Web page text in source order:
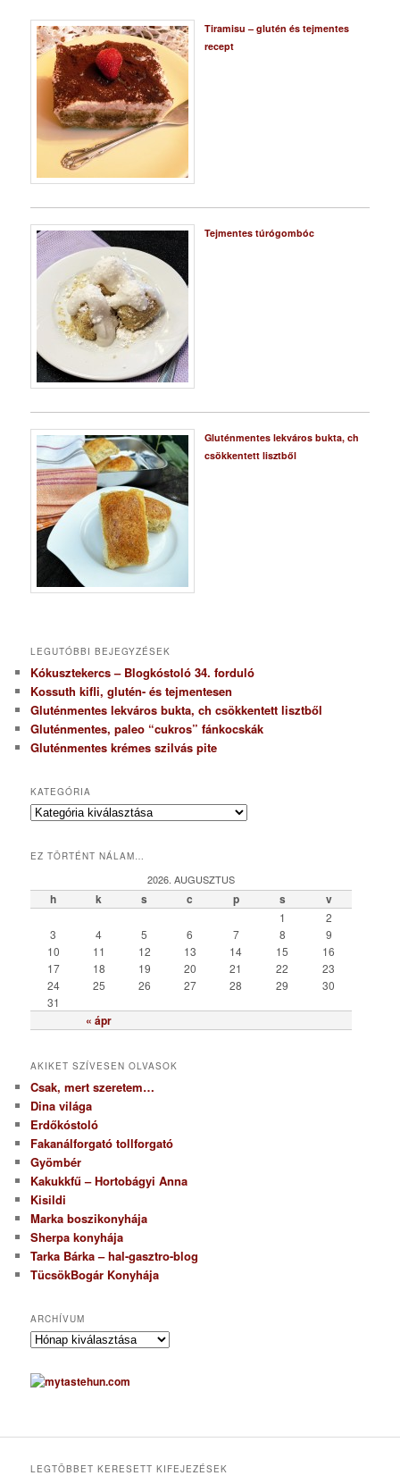
Tiramisu – glutén és tejmentes
recept
Tejmentes túrógombóc
Gluténmentes lekváros bukta, ch
csökkentett lisztből
LEGUTÓBBI BEJEGYZÉSEK
Kókusztekercs – Blogkóstoló 34. forduló
Kossuth kifli, glutén- és tejmentesen
Gluténmentes lekváros bukta, ch csökkentett lisztből
Gluténmentes, paleo “cukros” fánkocskák
Gluténmentes krémes szilvás pite
KATEGÓRIA
K
e
r
EZ TÖRTÉNT NÁLAM…
2026. AUGUSZTUS
h k s c p s v
« ápr
1
2
3
4 5 6 7 8
9
10
11 12 13 14 15
16
17
18 19 20 21 22
23
24
25 26 27 28 29
30
31
AKIKET SZÍVESEN OLVASOK
Csak, mert szeretem…
Dina világa
Erdőkóstoló
Fakanálforgató tollforgató
Gyömbér
Kakukkfű – Hortobágyi Anna
Kisildi
Marka boszikonyhája
Sherpa konyhája
Tarka Bárka – hal-gasztro-blog
TücsökBogár Konyhája
ARCHÍVUM
A
c
h
u
LEGTÖBBET KERESETT KIFEJEZÉSEK